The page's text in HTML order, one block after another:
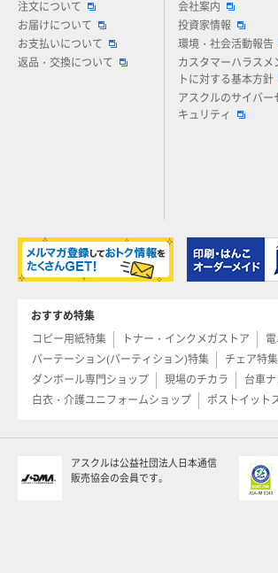
注文について
お届けについて
お支払いについて
返品・交換について
会社案内
投資家情報
環境・社会活動報告
カスタマーハラスメ
トに対する基本方針
アスクルのサイバー
キュリティ
おすすめ特集
コピー用紙特集
トナー・インクメガストア
パーテーション(パーティション)特集
チェア特集
ダンボール専門ショップ
現場のチカラ 台車ナ
白衣・介護ユニフォームショップ
ポストイット
アスクルは公益社団法人日本通信
販売協会の会員です。